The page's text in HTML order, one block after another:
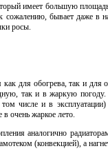
имеет большую
бывает даже в
росы.
как для обогрева, так и
так и в жаркую погоду.
числе и в
очень жаркое лето.
аналогично
(конвекцией), а